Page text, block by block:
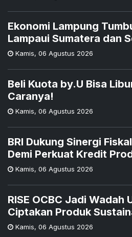
Ekonomi Lampung
Lampaui Sumatera dan
Kamis, 06 Agustus 2026
Beli Kuota by.U Bisa
Caranya!
Kamis, 06 Agustus 2026
BRI Dukung Sinergi
Demi Perkuat Kredit
Kamis, 06 Agustus 2026
RISE OCBC Jadi Wadah
Ciptakan Produk
Kamis, 06 Agustus 2026